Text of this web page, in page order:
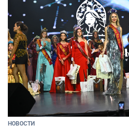
НОВОСТИ